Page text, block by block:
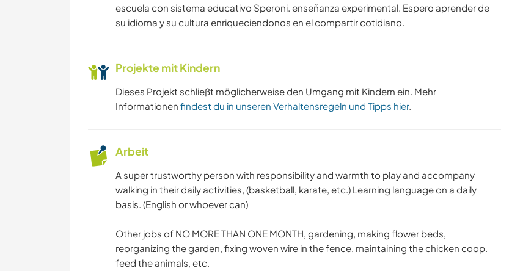
escuela con sistema educativo Speroni. enseñanza experimental. Espero aprender de
su idioma y su cultura enriqueciendonos en el compartir cotidiano.
Projekte mit Kindern
Dieses Projekt schließt möglicherweise den Umgang mit Kindern ein. Mehr
Informationen findest du in unseren Verhaltensregeln und Tipps hier.
Arbeit
A super trustworthy person with responsibility and warmth to play and accompany
walking in their daily activities, (basketball, karate, etc.) Learning language on a daily
basis. (English or whoever can)
Other jobs of NO MORE THAN ONE MONTH, gardening, making flower beds,
reorganizing the garden, fixing woven wire in the fence, maintaining the chicken coop.
feed the animals, etc.